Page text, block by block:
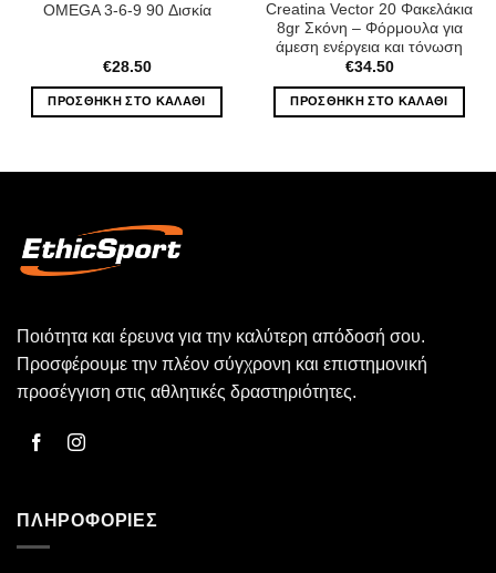
OMEGA 3-6-9 90 Δισκία
€28.50
ΠΡΟΣΘΉΚΗ ΣΤΟ ΚΑΛΆΘΙ
Creatina Vector 20 Φακελάκια
8gr Σκόνη – Φόρμουλα για
άμεση ενέργεια και τόνωση
€34.50
ΠΡΟΣΘΉΚΗ ΣΤΟ ΚΑΛΆΘΙ
Ποιότητα και έρευνα για την καλύτερη απόδοσή σου.
Προσφέρουμε την πλέον σύγχρονη και επιστημονική
προσέγγιση στις αθλητικές δραστηριότητες.
ΠΛΗΡΟΦΟΡΊΕΣ